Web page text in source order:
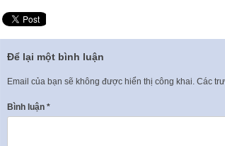
Để lại một bình luận
Email của bạn sẽ không được hiển thị công khai. Các
Bình luận *